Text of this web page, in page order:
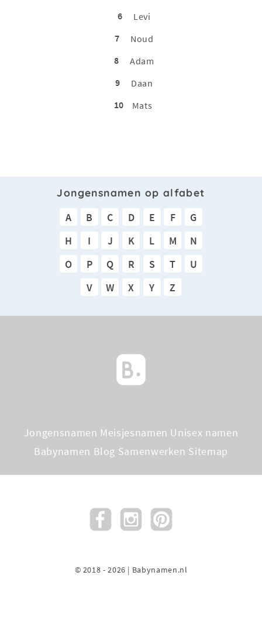
6
Levi
7
Noud
8
Adam
9
Daan
10
Mats
Jongensnamen op alfabet
A B C D E F
G
H
I J K L M
N
O
P Q R S T
U
V
W X Y Z
Jongensnamen Meisjesnamen Unisex namen
Babynamen Blog Samenwerken Sitemap
© 2018 - 2026 | Babynamen.nl